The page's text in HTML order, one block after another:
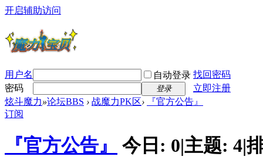
开启辅助访问
用户名 自动登录 找回密码
密码
登录
立即注册
炫斗魔力»论坛BBS › 战魔力PK区›
『官方公告』
订阅
『官方公告』 今日: 0|主题: 4|